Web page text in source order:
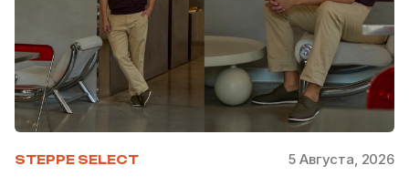
STEPPE SELECT 5 Августа, 2026